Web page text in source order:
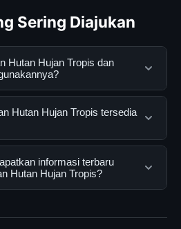
Sering Diajukan
Hutan Hujan Tropis dan
Hujan Tropis adalah layanan
membantu pengguna
lengkap dan terpercaya. Anda
dengan mengunjungi situs
yang tersedia.
Hutan Hujan Tropis tersedia
Hujan Tropis dapat diakses
pengguna. Tidak ada biaya
yang diperlukan untuk
informasi terbaru
Hutan Hujan Tropis?